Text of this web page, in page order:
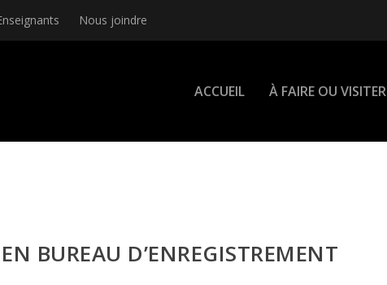
Nous joindre
ACCUEIL À FAIRE OU VISITER
BUREAU D’ENREGISTREMENT